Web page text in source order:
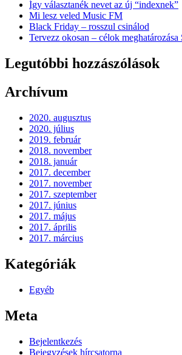
Így választanék nevet az új “indexnek”
Mi lesz veled Music FM
Black Friday – rosszul csinálod
Tervezz okosan – célok
Legutóbbi hozzászólások
Archívum
2020. augusztus
2020. július
2019. február
2018. november
2018. január
2017. december
2017. november
2017. szeptember
2017. június
2017. május
2017. április
2017. március
Kategóriák
Egyéb
Meta
Bejelentkezés
Bejegyzések hírcsatorna